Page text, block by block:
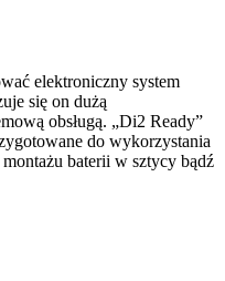
elektroniczny system
się on dużą
obsługą. „Di2 Ready”
do wykorzystania
baterii w sztycy bądź